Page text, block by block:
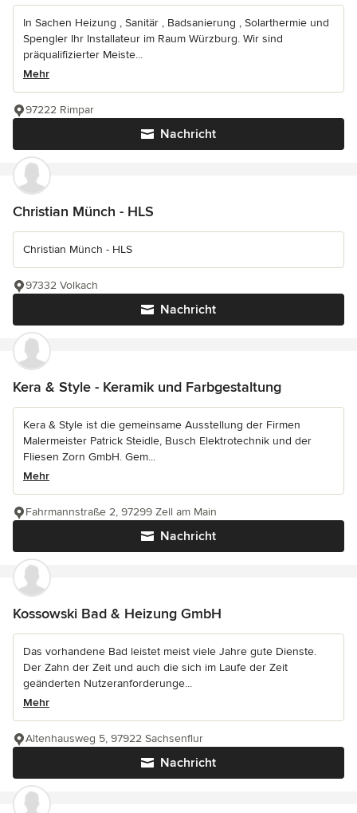
In Sachen Heizung , Sanitär , Badsanierung , Solarthermie und
Spengler Ihr Installateur im Raum Würzburg. Wir sind
präqualifizierter Meiste...
Mehr
Nachricht
97222 Rimpar
Christian Münch - HLS
Christian Münch - HLS
Nachricht
97332 Volkach
Kera & Style - Keramik und Farbgestaltung
Kera & Style ist die gemeinsame Ausstellung der Firmen
Malermeister Patrick Steidle, Busch Elektrotechnik und der
Fliesen Zorn GmbH. Gem...
Mehr
Nachricht
Fahrmannstraße 2, 97299 Zell am Main
Kossowski Bad & Heizung GmbH
Das vorhandene Bad leistet meist viele Jahre gute Dienste.
Der Zahn der Zeit und auch die sich im Laufe der Zeit
geänderten Nutzeranforderunge...
Mehr
Nachricht
Altenhausweg 5, 97922 Sachsenflur